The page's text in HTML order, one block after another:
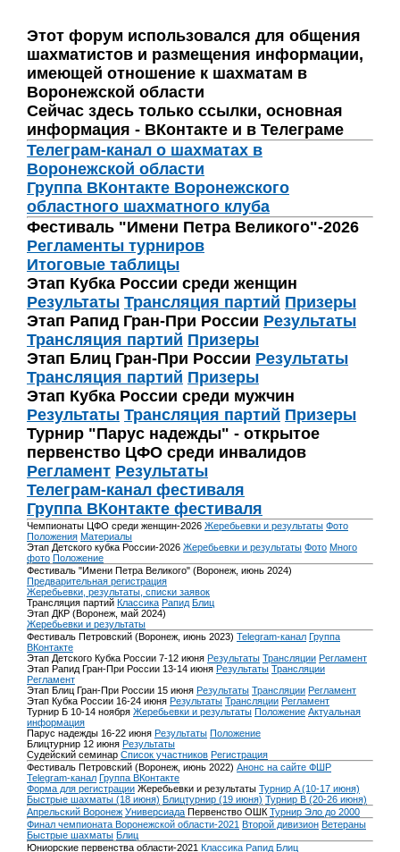
Этот форум использовался для общения
шахматистов и размещения информации,
имеющей отношение к шахматам в
Воронежской области
Сейчас здесь только ссылки, основная
информация - ВКонтакте и в Телеграме
Телеграм-канал о шахматах в
Воронежской области
Группа ВКонтакте Воронежского
областного шахматного клуба
Фестиваль "Имени Петра Великого"-2026
Регламенты турниров
Итоговые таблицы
Этап Кубка России среди женщин
Результаты Трансляция партий Призеры
Этап Рапид Гран-При России Результаты
Трансляция партий Призеры
Этап Блиц Гран-При России Результаты
Трансляция партий Призеры
Этап Кубка России среди мужчин
Результаты Трансляция партий Призеры
Турнир "Парус надежды" - открытое
первенство ЦФО среди инвалидов
Регламент Результаты
Телеграм-канал фестиваля
Группа ВКонтакте фестиваля
Чемпионаты ЦФО среди женщин-2026 Жеребьевки и результаты Фото
Положения Материалы
Этап Детского кубка России-2026 Жеребьевки и результаты Фото Много
фото Положение
Фестиваль "Имени Петра Великого" (Воронеж, июнь 2024)
Предварительная регистрация
Жеребьевки, результаты, списки заявок
Трансляция партий Классика Рапид Блиц
Этап ДКР (Воронеж, май 2024)
Жеребьевки и результаты
Фестиваль Петровский (Воронеж, июнь 2023) Telegram-канал Группа
ВКонтакте
Этап Детского Кубка России 7-12 июня Результаты Трансляции Регламент
Этап Рапид Гран-При России 13-14 июня Результаты Трансляции
Регламент
Этап Блиц Гран-При России 15 июня Результаты Трансляции Регламент
Этап Кубка России 16-24 июня Результаты Трансляции Регламент
Турнир Б 10-14 ноября Жеребьевки и результаты Положение Актуальная
информация
Парус надежды 16-22 июня Результаты Положение
Блицтурнир 12 июня Результаты
Судейский семинар Список участников Регистрация
Фестиваль Петровский (Воронеж, июнь 2022) Анонс на сайте ФШР
Telegram-канал Группа ВКонтакте
Форма для регистрации Жеребьевки и результаты Турнир A (10-17 июня)
Быстрые шахматы (18 июня) Блицтурнир (19 июня) Турнир B (20-26 июня)
Апрельский Воронеж Универсиада Первенство ОШК Турнир Эло до 2000
Финал чемпионата Воронежской области-2021 Второй дивизион Ветераны
Быстрые шахматы Блиц
Юниорские первенства области-2021 Классика Рапид Блиц